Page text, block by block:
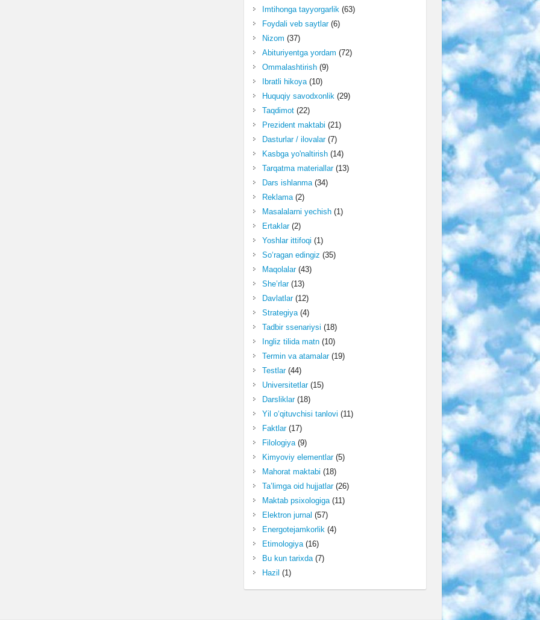
Imtihonga tayyorgarlik(63)
Foydali veb saytlar(6)
Nizom (37)
Abituriyentga yordam (72)
Ommalashtirish(9)
Ibratli hikoya(10)
Huquqiy savodxonlik(29)
Taqdimot(22)
Prezident maktabi (21)
Dasturlar / ilovalar(7)
Kasbga yo'naltirish(14)
Tarqatma materiallar(13)
Dars ishlanma(34)
Reklama(2)
Masalalarni yechish(1)
Ertaklar(2)
Yoshlar ittifoqi (1)
So‘ragan edingiz (35)
Maqolalar(43)
She’rlar(13)
Davlatlar(12)
Strategiya(4)
Tadbir ssenariysi (18)
Ingliz tilida matn(10)
Termin va atamalar(19)
Testlar(44)
Universitetlar(15)
Darsliklar(18)
Yil o‘qituvchisi tanlovi (11)
Faktlar(17)
Filologiya(9)
Kimyoviy elementlar(5)
Mahorat maktabi (18)
Ta’limga oid hujjatlar(26)
Maktab psixologiga(11)
Elektron jurnal (57)
Energotejamkorlik(4)
Etimologiya(16)
Bu kun tarixda(7)
Hazil (1)